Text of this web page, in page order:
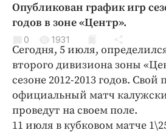
Благоустройство
Криминал
Культура
Недвижимость и ЖКХ
Образование
Общество
Погода
Опубликован график игр
годов в зоне «Центр».
0 1931
Сегодня, 5 июля,
второго дивизиона зоны
сезоне 2012-2013 годов. Свой
официальный матч
проведут на своем поле.
11 июля в кубковом матче